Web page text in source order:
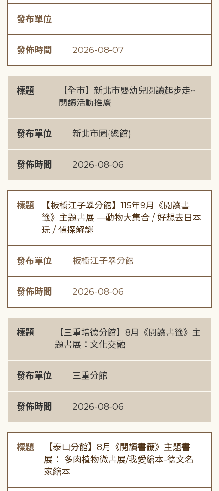
發布單位
發佈時間 2026-08-07
標題
【全市】新北市嬰幼兒閱讀起步走~
閱讀活動推廣
發布單位 新北市圖(總館)
發佈時間 2026-08-06
標題
【板橋江子翠分館】115年9月《閱讀書
籤》主題書展 —動物大集合 / 好想去日本
玩 / 偵探解謎
發布單位 板橋江子翠分館
發佈時間 2026-08-06
標題
【三重培德分館】8月《閱讀書籤》主
題書展：文化交融
發布單位 三重分館
發佈時間 2026-08-06
標題
【泰山分館】8月《閱讀書籤》主題書
展： 多肉植物微書展/我愛繪本-德文名
家繪本